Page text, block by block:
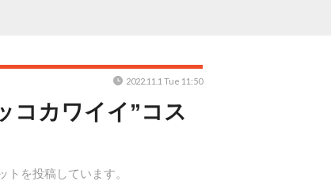
コカワイイ”コス
を投稿しています。
2022.11.1 Tue 11:50